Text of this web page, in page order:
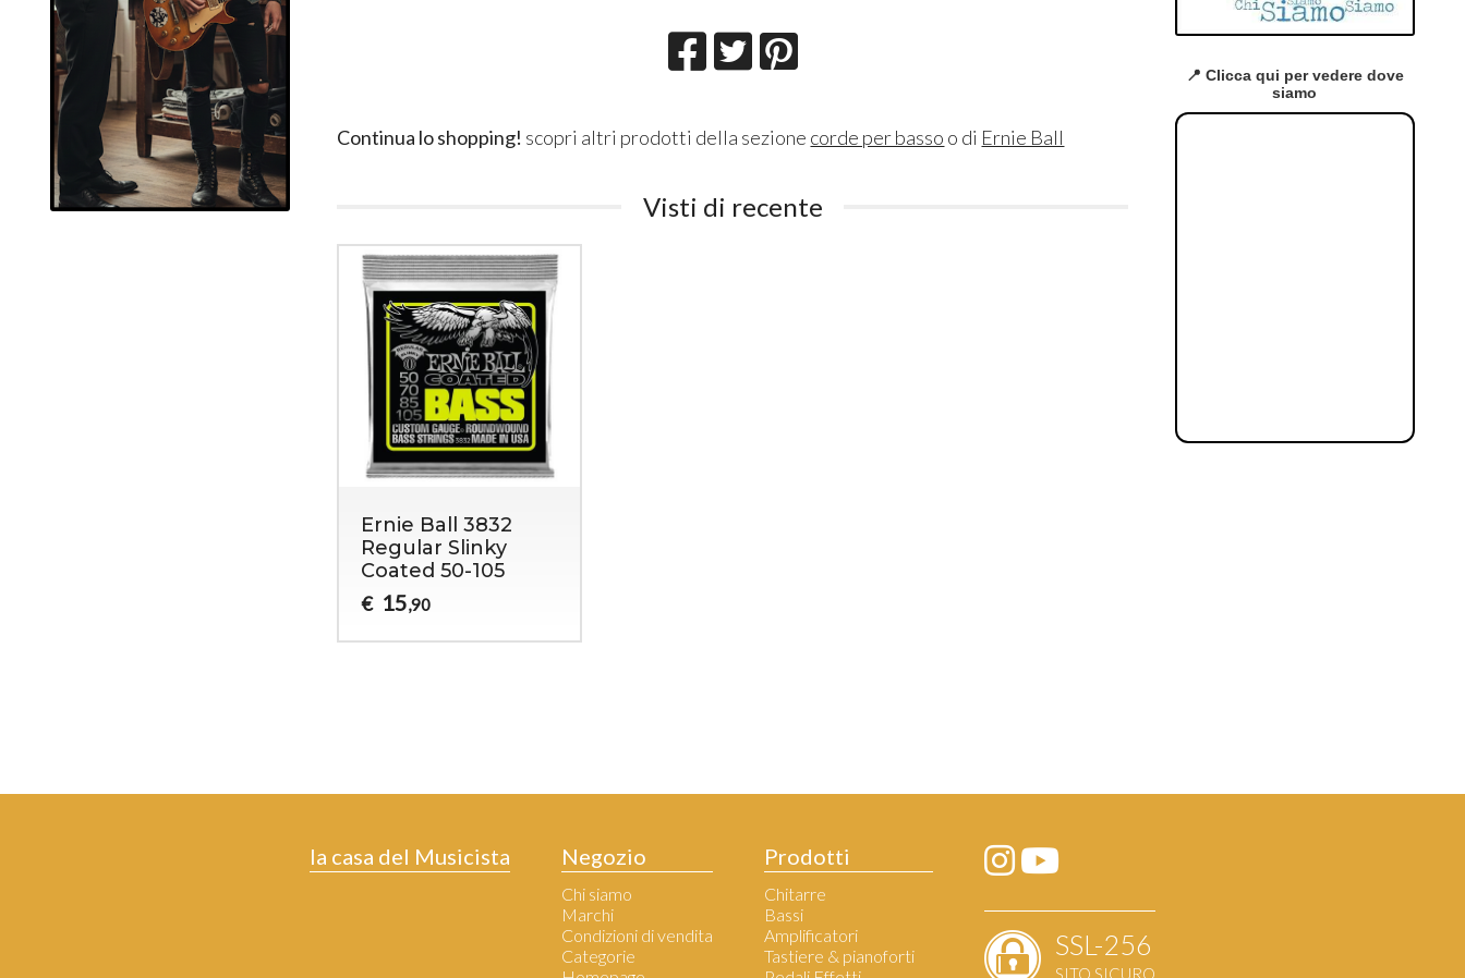
Continua lo shopping! scopri altri prodotti della sezione corde per basso o di Ernie Ball
Visti di recente
Ernie Ball 3832
Regular Slinky
Coated 50-105
€ 15,90
📍 Clicca qui per vedere dove
siamo
la casa del Musicista Negozio
Chi siamo
Marchi
Condizioni di vendita
Categorie
Prodotti
Chitarre
Bassi
Amplificatori
Tastiere & pianoforti
SSL-256
SITO SICURO